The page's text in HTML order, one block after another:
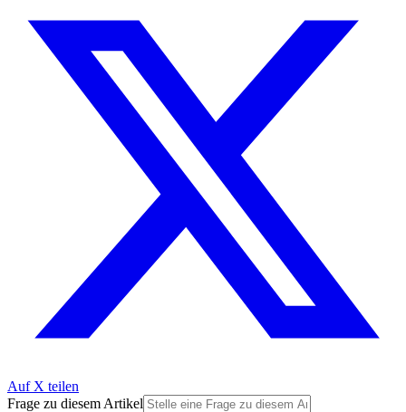
Auf X teilen
Frage zu diesem Artikel